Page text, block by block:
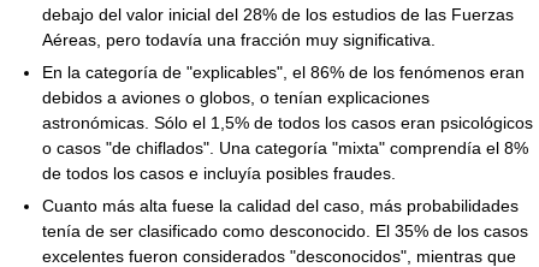
debajo del valor inicial del 28% de los estudios de las Fuerzas
Aéreas, pero todavía una fracción muy significativa.
En la categoría de "explicables", el 86% de los fenómenos eran
debidos a aviones o globos, o tenían explicaciones
astronómicas. Sólo el 1,5% de todos los casos eran psicológicos
o casos "de chiflados". Una categoría "mixta" comprendía el 8%
de todos los casos e incluyía posibles fraudes.
Cuanto más alta fuese la calidad del caso, más probabilidades
tenía de ser clasificado como desconocido. El 35% de los casos
excelentes fueron considerados "desconocidos", mientras que